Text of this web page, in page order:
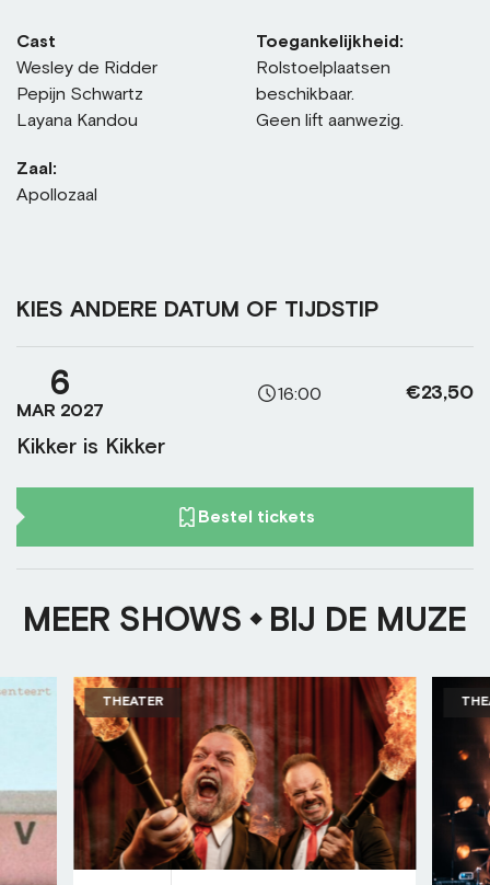
Cast
Wesley de Ridder
Pepijn Schwartz
Layana Kandou
Zaal:
Apollozaal
Toegankelijkheid:
Rolstoelplaatsen
beschikbaar.
Geen lift aanwezig.
KIES ANDERE DATUM OF TIJDSTIP
6
MAR 2027
16:00 €23,50
Kikker is Kikker
Bestel tickets
MEER SHOWS BIJ DE MUZE
THEATER